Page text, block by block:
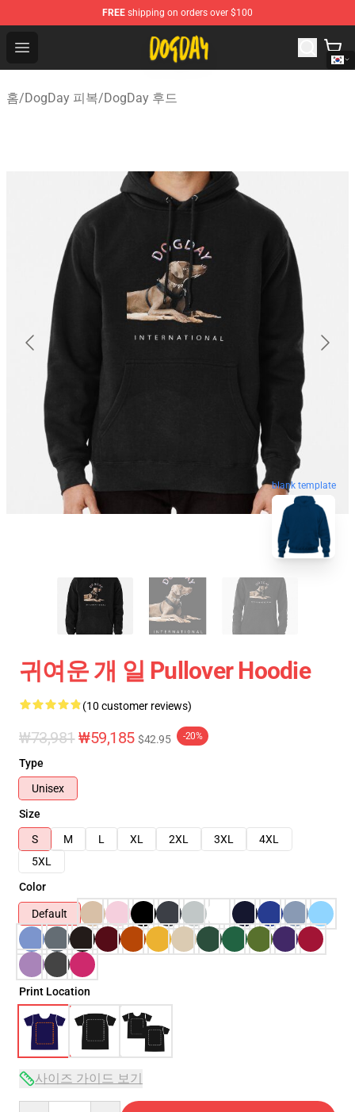
FREE shipping on orders over $100
Open menu
DogDay Store - Official DogDay Merchandise Shop
홈/DogDay 피복/DogDay 후드
blank template
귀여운 개 일 Pullover Hoodie
(10 customer reviews)
₩73,981 ₩59,185 $42.95 -20%
Type
Unisex
Size
S
M L XL 2XL 3XL
4XL
5XL
Color
Default
Print Location
사이즈 가이드 보기